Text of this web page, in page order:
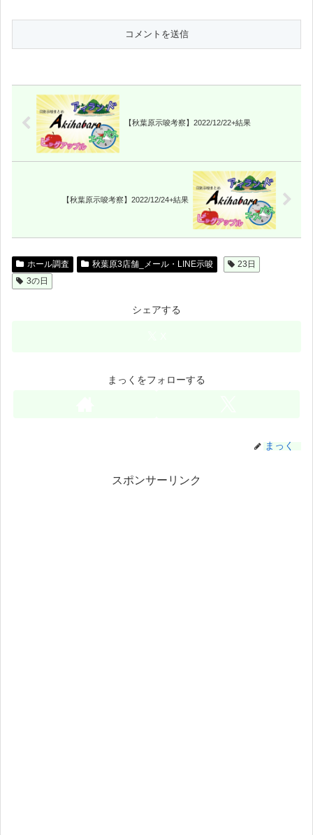
【秋葉原示唆考察】2022/12/22+結果
【秋葉原示唆考察】2022/12/24+結果
ホール調査 秋葉原3店舗_メール・LINE示唆
23日
3の日
シェアする
まっくをフォローする
まっく
スポンサーリンク